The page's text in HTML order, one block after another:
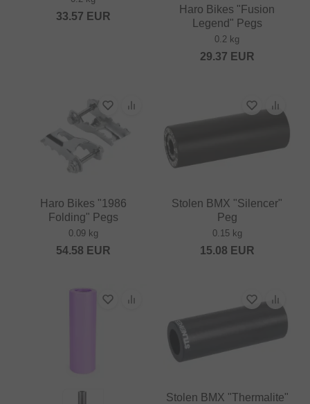
33.57 EUR
Haro Bikes "Fusion
Legend" Pegs
0.2 kg
29.37 EUR
Haro Bikes "1986
Folding" Pegs
0.09 kg
54.58 EUR
Stolen BMX "Silencer"
Peg
0.15 kg
15.08 EUR
Stolen BMX "Thermalite"